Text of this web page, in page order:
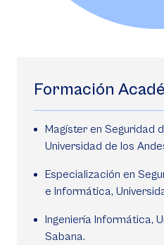
Formación
Magíster en Seguridad
Universidad de los
Especialización en
e Informática,
Ingeniería Informática,
Sabana.